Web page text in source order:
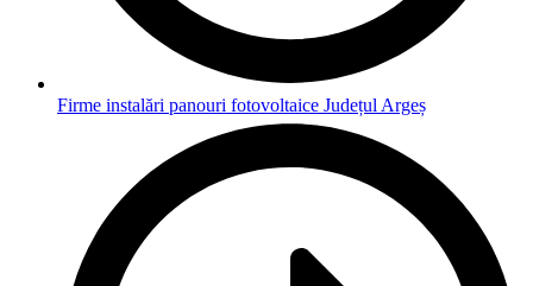
Firme instalări panouri fotovoltaice Județul Argeș